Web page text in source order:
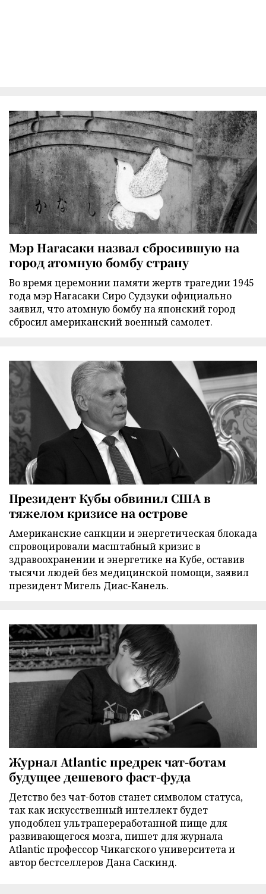
Мэр Нагасаки назвал сбросившую на
город атомную бомбу страну
Во время церемонии памяти жертв трагедии 1945
года мэр Нагасаки Сиро Судзуки официально
заявил, что атомную бомбу на японский город
сбросил американский военный самолет.
Президент Кубы обвинил США в
тяжелом кризисе на острове
Американские санкции и энергетическая блокада
спровоцировали масштабный кризис в
здравоохранении и энергетике на Кубе, оставив
тысячи людей без медицинской помощи, заявил
президент Мигель Диас-Канель.
Журнал Atlantic предрек чат-ботам
будущее дешевого фаст-фуда
Детство без чат-ботов станет символом статуса,
так как искусственный интеллект будет
уподоблен ультрапереработанной пище для
развивающегося мозга, пишет для журнала
Atlantic профессор Чикагского университета и
автор бестселлеров Дана Саскинд.